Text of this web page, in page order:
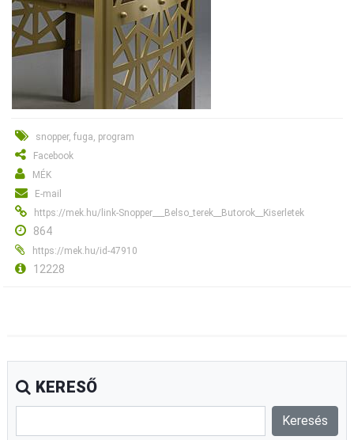
snopper, fuga, program
Facebook
MÉK
E-mail
https://mek.hu/link-Snopper___Belso_terek__Butorok__Kiserletek
864
https://mek.hu/id-47910
12228
KERESŐ